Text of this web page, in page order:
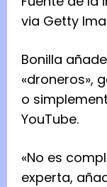
via Getty
Bonilla
«droneros»,
o
YouTube.
«No es
experta,